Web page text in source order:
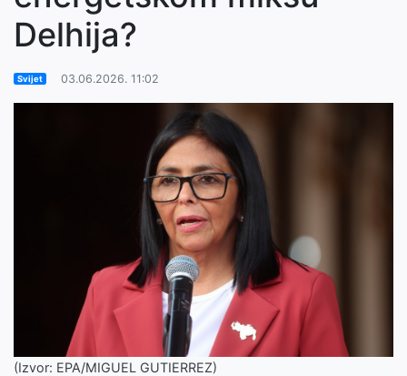
Delhija?
Svijet 03.06.2026. 11:02
(Izvor: EPA/MIGUEL GUTIERREZ)